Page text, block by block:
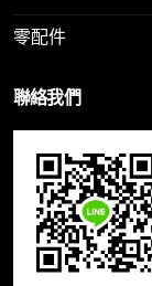
零配件
聯絡我們